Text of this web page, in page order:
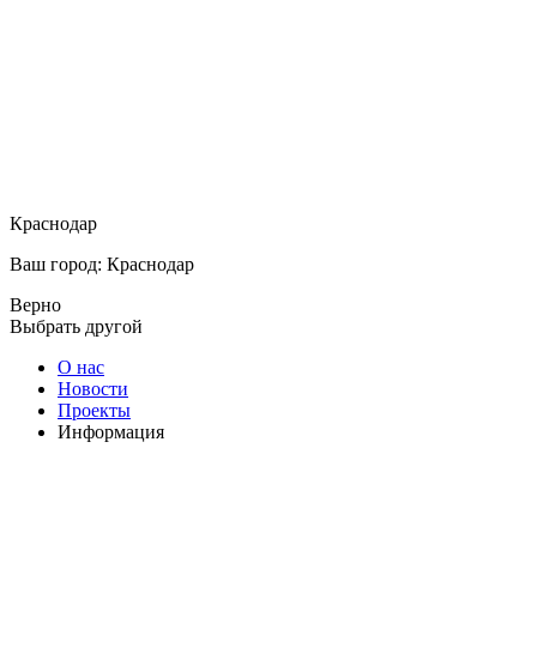
Краснодар
Ваш город: Краснодар
Верно
Выбрать другой
О нас
Новости
Проекты
Информация